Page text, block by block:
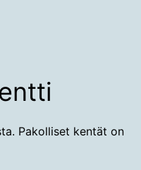
Pakolliset kentät on